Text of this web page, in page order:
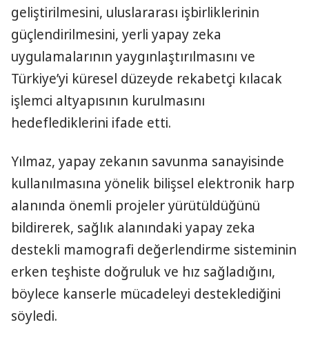
geliştirilmesini, uluslararası işbirliklerinin
güçlendirilmesini, yerli yapay zeka
uygulamalarının yaygınlaştırılmasını ve
Türkiye’yi küresel düzeyde rekabetçi kılacak
işlemci altyapısının kurulmasını
hedeflediklerini ifade etti.
Yılmaz, yapay zekanın savunma sanayisinde
kullanılmasına yönelik bilişsel elektronik harp
alanında önemli projeler yürütüldüğünü
bildirerek, sağlık alanındaki yapay zeka
destekli mamografi değerlendirme sisteminin
erken teşhiste doğruluk ve hız sağladığını,
böylece kanserle mücadeleyi desteklediğini
söyledi.